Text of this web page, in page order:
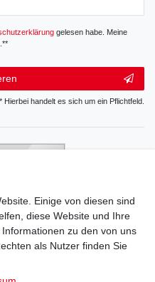
gelesen habe. Meine
Hierbei handelt es sich um ein Pflichtfeld.
Einige von diesen sind
diese Website und Ihre
zu den von uns
als Nutzer finden Sie